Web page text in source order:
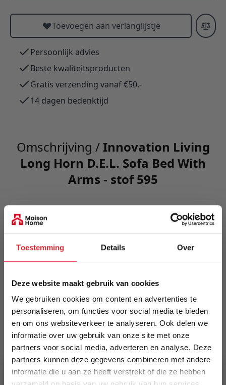
Toestemming Details Over
Deze website maakt gebruik van cookies
We gebruiken cookies om content en advertenties te
personaliseren, om functies voor social media te bieden
en om ons websiteverkeer te analyseren. Ook delen we
informatie over uw gebruik van onze site met onze
partners voor social media, adverteren en analyse. Deze
partners kunnen deze gegevens combineren met andere
informatie die u aan ze heeft verstrekt of die ze hebben
Toevoegen aan verlanglijstje
Persoonlijk advies
Beste kwaliteitsproducten
Gratis verzending vanaf €50,-
14 dagen bedenktijd
Omschrijving /Innovation Living
Long Horn D.E.L. Sofa Bed With
Arms - stof 595
Comfort, sculptural and spacious. Long Horn is
an imposing design developed for lounging and
sleeping alike. The durable design has wheels
integrated into the base frame lending itself to
easy mobility.
Meer informatie
Merk
Innovation Living
EAN
5700110946490